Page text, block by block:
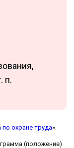
п.
охране труда».
(положение)